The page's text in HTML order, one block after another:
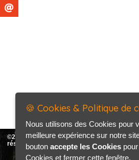
©2026-2027 SAG Auto tous droits
réservés
🍪 Cookies & Politique de
Nous utilisons des Cookies pour
meilleure expérience sur notre
bouton accepte les Cookies
Cookies et fermer cette fenêtre.